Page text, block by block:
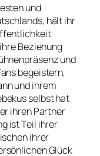
und
hält ihr
Beziehung
und
begeistern,
und ihrem
selbst hat
ihren Partner
ist Teil ihrer
ihrer
Glück